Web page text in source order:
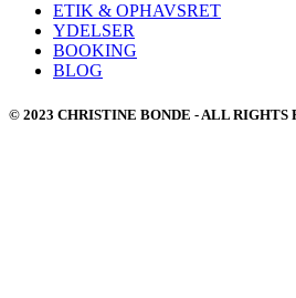
ETIK & OPHAVSRET
YDELSER
BOOKING
BLOG
© 2023 CHRISTINE BONDE - ALL RIGHTS